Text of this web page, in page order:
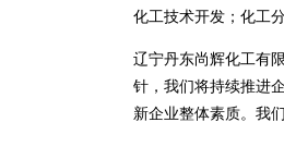
化工技术开发；化工
辽宁丹东尚辉化工有
针，我们将持续推进
新企业整体素质。我